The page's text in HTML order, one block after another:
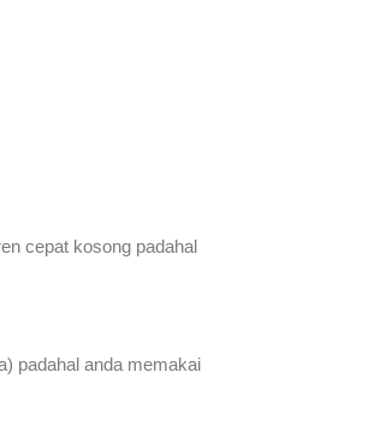
cepat kosong padahal
padahal anda memakai